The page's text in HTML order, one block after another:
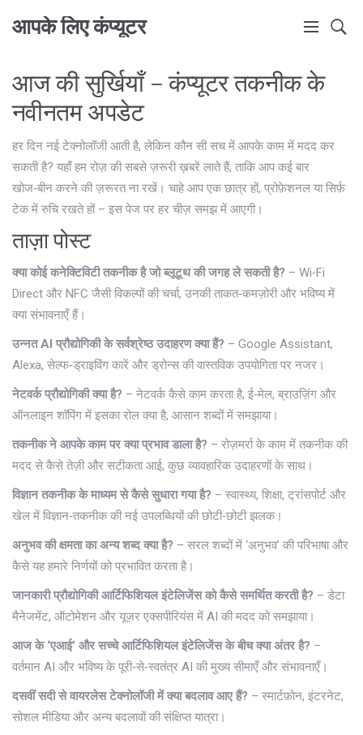
आपके लिए कंप्यूटर
आज की सुर्खियाँ – कंप्यूटर तकनीक के
नवीनतम अपडेट
हर दिन नई टेक्नोलॉजी आती है, लेकिन कौन सी सच में आपके काम में मदद कर
सकती है? यहाँ हम रोज़ की सबसे ज़रूरी ख़बरें लाते हैं, ताकि आप कई बार
खोज‑बीन करने की ज़रूरत ना रखें। चाहे आप एक छात्र हों, प्रोफ़ेशनल या सिर्फ़
टेक में रुचि रखते हों – इस पेज पर हर चीज़ समझ में आएगी।
ताज़ा पोस्ट
क्या कोई कनेक्टिविटी तकनीक है जो ब्लूटूथ की जगह ले सकती है? – Wi‑Fi
Direct और NFC जैसी विकल्पों की चर्चा, उनकी ताकत‑कमज़ोरी और भविष्य में
क्या संभावनाएँ हैं।
उन्नत AI प्रौद्योगिकी के सर्वश्रेष्ठ उदाहरण क्या हैं? – Google Assistant,
Alexa, सेल्फ‑ड्राइविंग कारें और ड्रोन्स की वास्तविक उपयोगिता पर नजर।
नेटवर्क प्रौद्योगिकी क्या है? – नेटवर्क कैसे काम करता है, ई‑मेल, ब्राउज़िंग और
ऑनलाइन शॉपिंग में इसका रोल क्या है, आसान शब्दों में समझाया।
तकनीक ने आपके काम पर क्या प्रभाव डाला है? – रोज़मर्रा के काम में तकनीक की
मदद से कैसे तेज़ी और सटीकता आई, कुछ व्यावहारिक उदाहरणों के साथ।
विज्ञान तकनीक के माध्यम से कैसे सुधारा गया है? – स्वास्थ्य, शिक्षा, ट्रांसपोर्ट और
खेल में विज्ञान‑तकनीक की नई उपलब्धियों की छोटी‑छोटी झलक।
अनुभव की क्षमता का अन्य शब्द क्या है? – सरल शब्दों में ‘अनुभव’ की परिभाषा और
कैसे यह हमारे निर्णयों को प्रभावित करता है।
जानकारी प्रौद्योगिकी आर्टिफिशियल इंटेलिजेंस को कैसे समर्थित करती है? – डेटा
मैनेजमेंट, ऑटोमेशन और यूज़र एक्सपीरियंस में AI की मदद को समझाया।
आज के ‘एआई’ और सच्चे आर्टिफिशियल इंटेलिजेंस के बीच क्या अंतर है? –
वर्तमान AI और भविष्य के पूरी‑से‑स्वतंत्र AI की मुख्य सीमाएँ और संभावनाएँ।
दसवीं सदी से वायरलेस टेक्नोलॉजी में क्या बदलाव आए हैं? – स्मार्टफ़ोन, इंटरनेट,
सोशल मीडिया और अन्य बदलावों की संक्षिप्त यात्रा।